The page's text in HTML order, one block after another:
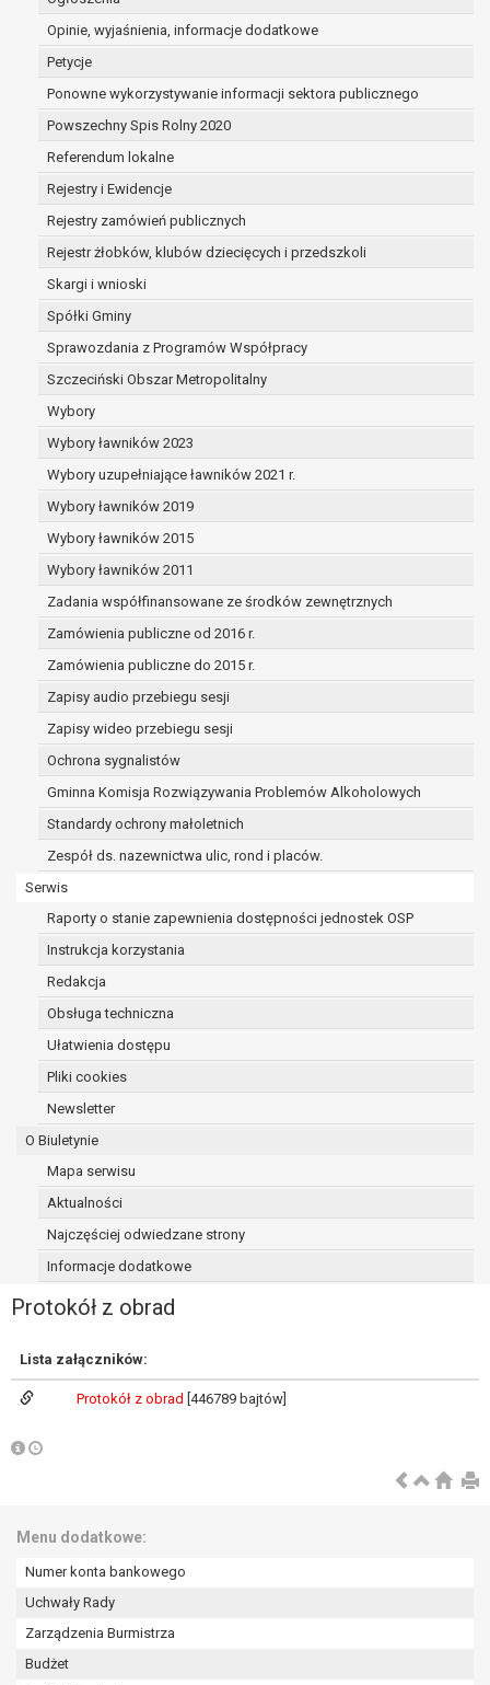
Opinie, wyjaśnienia, informacje dodatkowe
Petycje
Ponowne wykorzystywanie informacji sektora publicznego
Powszechny Spis Rolny 2020
Referendum lokalne
Rejestry i Ewidencje
Rejestry zamówień publicznych
Rejestr żłobków, klubów dziecięcych i przedszkoli
Skargi i wnioski
Spółki Gminy
Sprawozdania z Programów Współpracy
Szczeciński Obszar Metropolitalny
Wybory
Wybory ławników 2023
Wybory uzupełniające ławników 2021 r.
Wybory ławników 2019
Wybory ławników 2015
Wybory ławników 2011
Zadania współfinansowane ze środków zewnętrznych
Zamówienia publiczne od 2016 r.
Zamówienia publiczne do 2015 r.
Zapisy audio przebiegu sesji
Zapisy wideo przebiegu sesji
Ochrona sygnalistów
Gminna Komisja Rozwiązywania Problemów Alkoholowych
Standardy ochrony małoletnich
Zespół ds. nazewnictwa ulic, rond i placów.
Serwis
Raporty o stanie zapewnienia dostępności jednostek OSP
Instrukcja korzystania
Redakcja
Obsługa techniczna
Ułatwienia dostępu
Pliki cookies
Newsletter
O Biuletynie
Mapa serwisu
Aktualności
Najczęściej odwiedzane strony
Informacje dodatkowe
Protokół z obrad
Lista załączników:
Protokół z obrad [446789 bajtów]
Menu dodatkowe:
Numer konta bankowego
Uchwały Rady
Zarządzenia Burmistrza
Budżet
dane są nieprawidłowe lub
niekompletne;
osobowych (tzw. prawo do bycia
zapomnianym) na podstawie art. 17 RODO,
w przypadku gdy:
dane nie są już niezbędne do celów,
sposób przetwarzane,
osoba, której dane dotyczą, wniosła
sprzeciw wobec przetwarzania
osoba, której dane dotyczą wycofała
osobowych, która jest podstawą
przetwarzania danych i nie ma innej
podstawy prawnej przetwarzania
dane osobowe przetwarzane są
niezgodnie z prawem,
dane osobowe muszą być usunięte w
celu wywiązania się z obowiązku
wynikającego z przepisów prawa;
prawo do żądania ograniczenia
przetwarzania danych osobowych na
podstawie art. 18 RODO, w przypadku gdy:
osoba, której dane dotyczą
kwestionuje prawidłowość danych
osobowych – na okres pozwalający
administratorowi sprawdzić
prawidłowość tych danych,
przetwarzanie danych jest niezgodne
z prawem, a osoba, której dane
dotyczą, sprzeciwia się usunięciu
danych, żądając w zamian ich
ograniczenia,
której dane dotyczą, potrzebuje ich do
ustalenia, obrony lub dochodzenia
osoba, której dane dotyczą, wniosła
sprzeciw wobec przetwarzania
danych - do czasu ustalenia czy
stronie administratora są nadrzędne
podstawie art. 20 RODO, w przypadku gdy
łącznie spełnione są następujące przesłanki:
przetwarzanie danych odbywa się na
podstawie umowy zawartej z osobą,
której dane dotyczą lub na podstawie
zgody wyrażonej przez tą osobę,
przetwarzanie odbywa się w sposób
prawo sprzeciwu wobec przetwarzania
danych na podstawie art. 21 RODO, wobec
przetwarzania danych osobowych, którego
wykonania zadania realizowanego w
niezbędność przetwarzania do celów